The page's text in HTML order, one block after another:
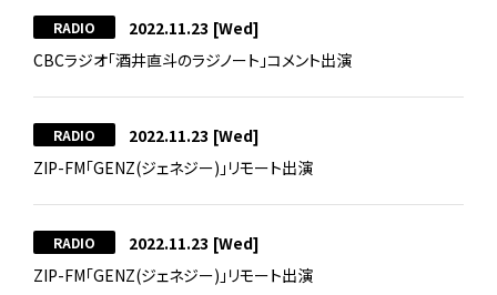
RADIO 2022.11.23 [Wed]
CBCラジオ「酒井直斗のラジノート」コメント出演
RADIO 2022.11.23 [Wed]
ZIP-FM「GENZ(ジェネジー)」リモート出演
RADIO 2022.11.23 [Wed]
ZIP-FM「GENZ(ジェネジー)」リモート出演